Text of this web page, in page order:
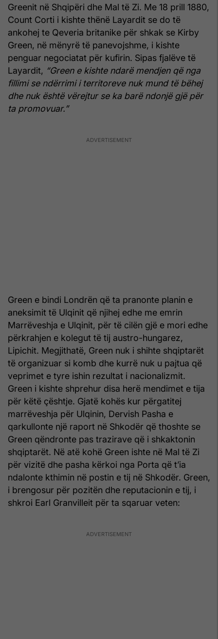
Greenit në Shqipëri dhe Mal të Zi. Me 18 prill 1880,
Count Corti i kishte thënë Layardit se do të
ankohej te Qeveria britanike për shkak se Kirby
Green, në mënyrë të panevojshme, i kishte
penguar negociatat për kufirin. Sipas fjalëve të
Layardit, “Green e kishte ndarë mendjen që nga
fillimi se ndërrimi i territoreve nuk mund të bëhej
dhe nuk është vërejtur se ka barë ndonjë gjë për
ta promovuar.”
Green e bindi Londrën që ta pranonte planin e
aneksimit të Ulqinit që njihej edhe me emrin
Marrëveshja e Ulqinit, për të cilën gjë e mori edhe
përkrahjen e kolegut të tij austro-hungarez,
Lipichit. Megjithatë, Green nuk i shihte shqiptarët
të organizuar si komb dhe kurrë nuk u pajtua që
veprimet e tyre ishin rezultat i nacionalizmit.
Green i kishte shprehur disa herë mendimet e tija
për këtë çështje. Gjatë kohës kur përgatitej
marrëveshja për Ulqinin, Dervish Pasha e
qarkullonte një raport në Shkodër që thoshte se
Green qëndronte pas trazirave që i shkaktonin
shqiptarët. Në atë kohë Green ishte në Mal të Zi
për vizitë dhe pasha kërkoi nga Porta që t’ia
ndalonte kthimin në postin e tij në Shkodër. Green,
i brengosur për pozitën dhe reputacionin e tij, i
shkroi Earl Granvilleit për ta sqaruar veten: